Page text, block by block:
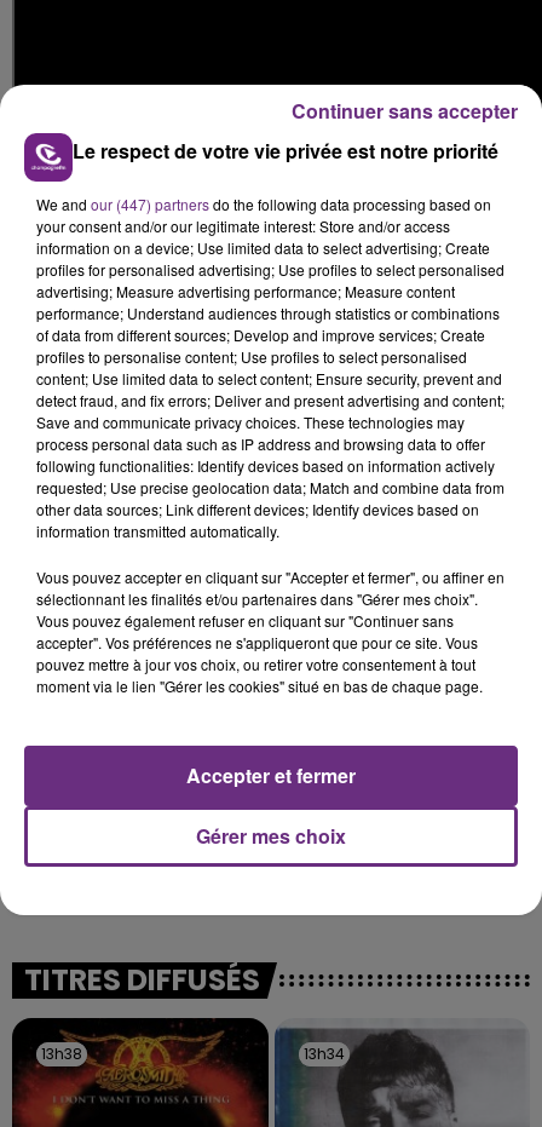
FIL D'ACTUS
LA CENTRALE NUCLÉAIRE DE CHOOZ
TOUJOURS À L'ARRÊT
Cela fait déjà une semaine que la centrale
nucléaire ardennaise est à l'arrêt. Une situation
justifiée par la sécheresse intense qui est toujours
présente.
LE MAGASIN JOUÉCLUB DE REIMS FERME
SES PORTES
fermer ses portes.
TITRES DIFFUSÉS
13h38
13h38 13h34
13h34
Le respect de votre vie privée est notre priorité
We and our (447) partnersdo the following data processing based on
your consent and/or our legitimate interest: Store and/or access
information on a device; Use limited data to select advertising; Create
profiles for personalised advertising; Use profiles to select personalised
advertising; Measure advertising performance; Measure content
performance; Understand audiences through statistics or combinations
of data from different sources; Develop and improve services; Create
profiles to personalise content; Use profiles to select personalised
content; Use limited data to select content; Ensure security, prevent and
detect fraud, and fix errors; Deliver and present advertising and content;
Save and communicate privacy choices. These technologies may
process personal data such as IP address and browsing data to offer
following functionalities: Identify devices based on information actively
requested; Use precise geolocation data; Match and combine data from
other data sources; Link different devices; Identify devices based on
information transmitted automatically.
Vous pouvez accepter en cliquant sur "Accepter et fermer", ou affiner en
sélectionnant les finalités et/ou partenaires dans "Gérer mes choix".
Vous pouvez également refuser en cliquant sur "Continuer sans
accepter". Vos préférences ne s'appliqueront que pour ce site. Vous
pouvez mettre à jour vos choix, ou retirer votre consentement à tout
moment via le lien "Gérer les cookies" situé en bas de chaque page.
Gérer mes choix
Accepter et fermer
Continuer sans accepter